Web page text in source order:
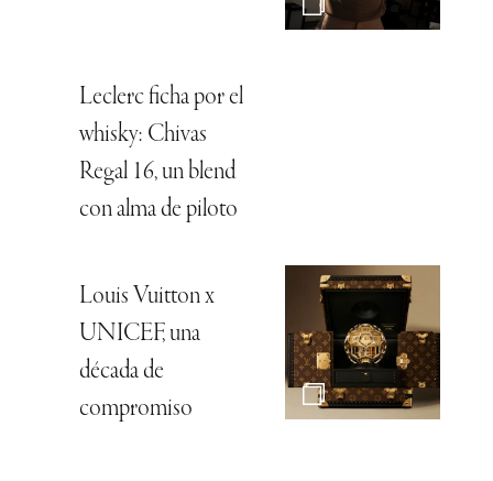
Leclerc ficha por el
whisky: Chivas
Regal 16, un blend
con alma de piloto
Louis Vuitton x
UNICEF, una
década de
compromiso